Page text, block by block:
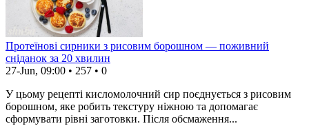
Протеїнові сирники з рисовим борошном — поживний
сніданок за 20 хвилин
27-Jun, 09:00 • 257 • 0
У цьому рецепті кисломолочний сир поєднується з рисовим
борошном, яке робить текстуру ніжною та допомагає
сформувати рівні заготовки. Після обсмаження...